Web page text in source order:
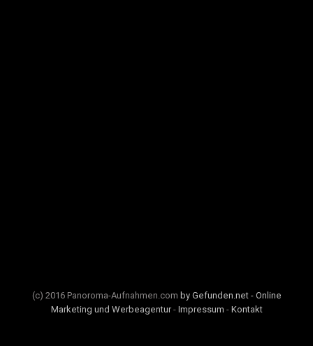
(c) 2016 Panoroma-Aufnahmen.com by Gefunden.net - Online
Marketing und Werbeagentur- Impressum - Kontakt